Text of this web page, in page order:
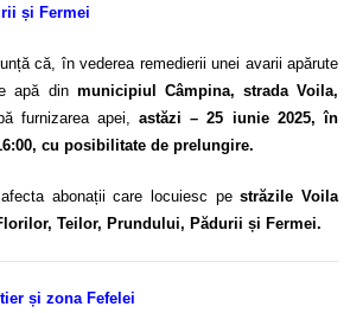
și Fermei
că, în vederea remedierii unei avarii apărute
apă din municipiul Câmpina, strada Voila,
furnizarea apei,astăzi – 25 iunie 2025, în
cu posibilitate de prelungire.
abonații care locuiesc pestrăzile Voila
Teilor, Prundului, Pădurii și Fermei.
și zona Fefelei